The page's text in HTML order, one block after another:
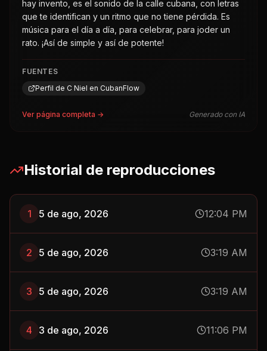
hay invento, es el sonido de la calle cubana, con letras
que te identifican y un ritmo que no tiene pérdida. Es
música para el día a día, para celebrar, para joder un
rato. ¡Así de simple y así de potente!
FUENTES
Perfil de C Niel en CubanFlow
Ver página completa → Generado con IA
Historial de reproducciones
1 5 de ago, 2026 12:04 PM
2 5 de ago, 2026 3:19 AM
3 5 de ago, 2026 3:19 AM
4 3 de ago, 2026 11:06 PM